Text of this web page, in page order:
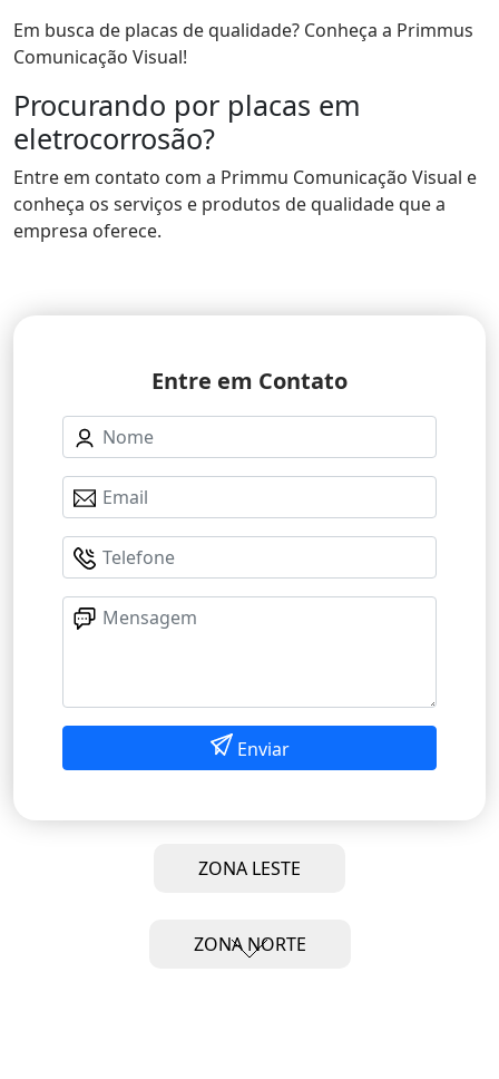
Em busca de placas de qualidade? Conheça a Primmus
Comunicação Visual!
Procurando por placas em
eletrocorrosão?
Entre em contato com a Primmu Comunicação Visual e
conheça os serviços e produtos de qualidade que a
empresa oferece.
Entre em Contato
Enviar
ZONA LESTE
ZONA NORTE